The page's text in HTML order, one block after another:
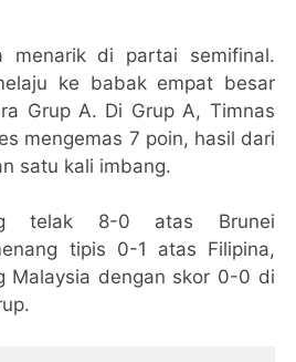
menarik di partai semifinal.
ke babak empat besar
Grup A. Di Grup A, Timnas
mengemas 7 poin, hasil dari
satu kali imbang.
telak 8-0 atas Brunei
tipis 0-1 atas Filipina,
Malaysia dengan skor 0-0 di